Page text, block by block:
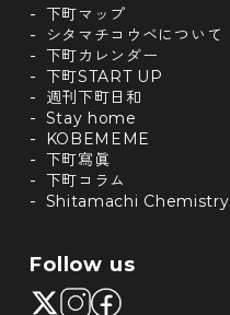
下町マップ
シタマチコウベについて
下町カレンダー
下町START UP
週刊下町日和
Stay home
KOBEMEME
下町寫眞
下町コラム
Shitamachi Chemistry
Follow us